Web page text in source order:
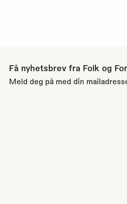
Få nyhetsbrev fra Folk og
Meld deg på med din